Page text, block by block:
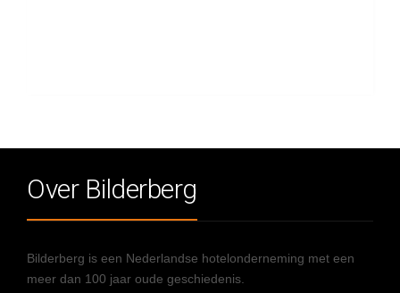
Over Bilderberg
Bilderberg is een Nederlandse hotelonderneming met een
meer dan 100 jaar oude geschiedenis.